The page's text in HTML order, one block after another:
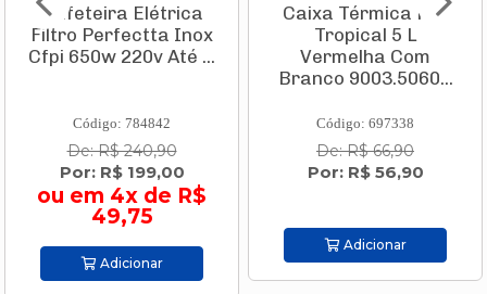
Cafeteira Elétrica
Filtro Perfectta Inox
Cfpi 650w 220v Até ...
Código: 784842
De: R$ 240,90
Por: R$ 199,00
ou em 4x de R$
49,75
Adicionar
Caixa Térmica Pvc
Tropical 5 L
Vermelha Com
Branco 9003.5060...
Código: 697338
De: R$ 66,90
Por: R$ 56,90
Adicionar